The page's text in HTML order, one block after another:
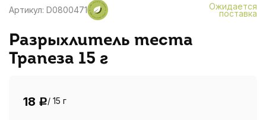
Артикул: D0800471 Ожидается
поставка
Разрыхлитель теста
Трапеза 15 г
18 Р/ 15 г